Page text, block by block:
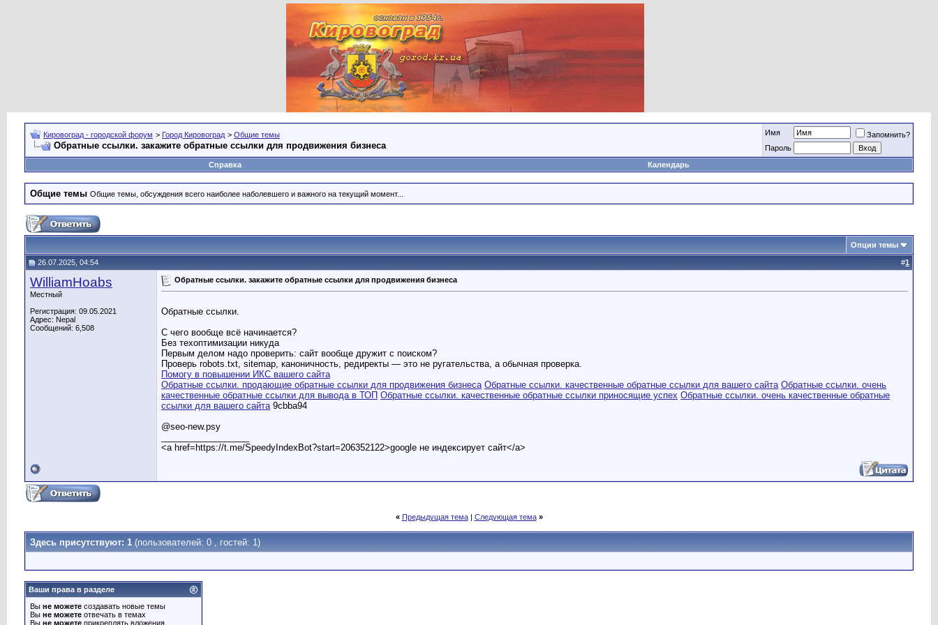
Кировоград - городской форум > Город Кировоград > Общие темы
Обратные ссылки. закажите обратные ссылки для продвижения бизнеса
Имя
Запомнить?
Пароль
Справка
Календарь
Общие темы Общие темы, обсуждения всего наиболее наболевшего и важного на текущий момент...
Опции темы
26.07.2025, 04:54 #1
WilliamHoabs
Местный
Регистрация: 09.05.2021
Адрес: Nepal
Сообщений: 6,508
Обратные ссылки. закажите обратные ссылки для продвижения бизнеса
Обратные ссылки.
С чего вообще всё начинается?
Без техоптимизации никуда
Первым делом надо проверить: сайт вообще дружит с поиском?
Проверь robots.txt, sitemap, каноничность, редиректы — это не ругательства, а обычная проверка.
Помогу в повышении ИКС вашего сайта
Обратные ссылки. продающие обратные ссылки для продвижения бизнеса Обратные ссылки. качественные обратные ссылки для вашего сайта Обратные ссылки. очень
качественные обратные ссылки для вывода в ТОП Обратные ссылки. качественные обратные ссылки приносящие успех Обратные ссылки. очень качественные обратные
ссылки для вашего сайта9cbba94
@seo-new.psy
<a href=https://t.me/SpeedyIndexBot?start=206352122>google не индексирует сайт</a>
« Предыдущая тема| Следующая тема »
Здесь присутствуют: 1 (пользователей: 0 , гостей: 1)
Ваши права в разделе
Вы не можете создавать новые темы
Вы не можете отвечать в темах
Вы не можете прикреплять вложения